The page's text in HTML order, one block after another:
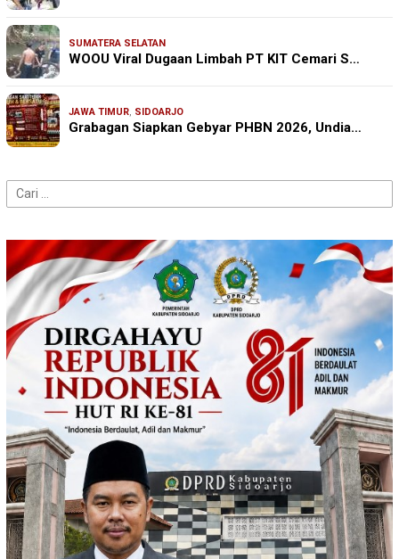
SUMATERA SELATAN
WOOU Viral Dugaan Limbah PT KIT Cemari S…
JAWA TIMUR, SIDOARJO
Grabagan Siapkan Gebyar PHBN 2026, Undia…
Cari
untuk: